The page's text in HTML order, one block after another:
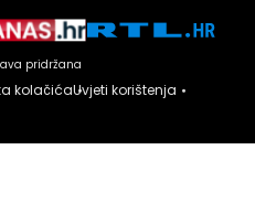
pridržana
kolačićaUvjeti korištenja